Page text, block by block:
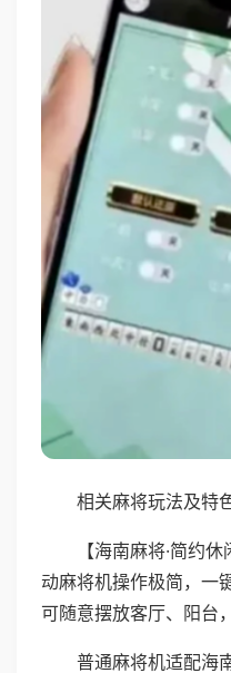
相关麻将玩法及特
【海南麻将·简约
动麻将机操作极简，一
可随意摆放客厅、阳台
普通麻将机适配海